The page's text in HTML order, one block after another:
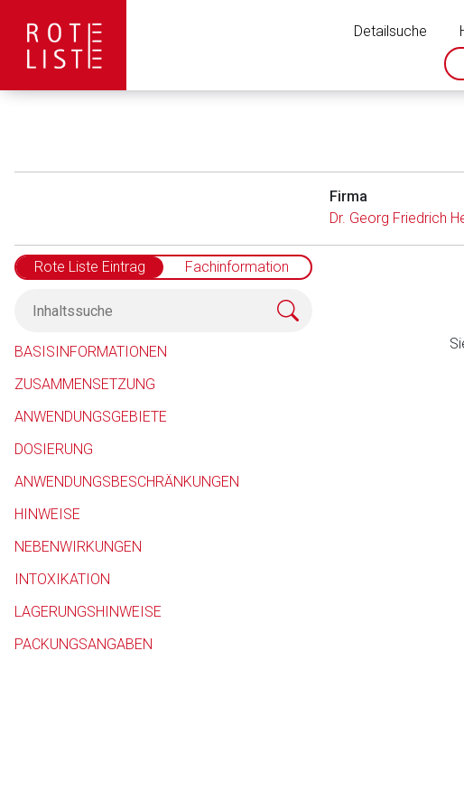
Detailsuche
Firma
Dr. Georg Friedrich
Rote Liste Eintrag Fachinformation
BASISINFORMATIONEN
ZUSAMMENSETZUNG
ANWENDUNGSGEBIETE
DOSIERUNG
ANWENDUNGSBESCHRÄNKUNGEN
HINWEISE
NEBENWIRKUNGEN
INTOXIKATION
LAGERUNGSHINWEISE
PACKUNGSANGABEN
Aufruf einer externen
Der von Ihnen aufgerufene